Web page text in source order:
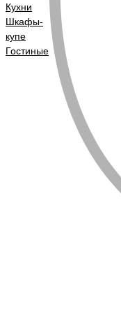
Кухни
Шкафы-
купе
Гостиные